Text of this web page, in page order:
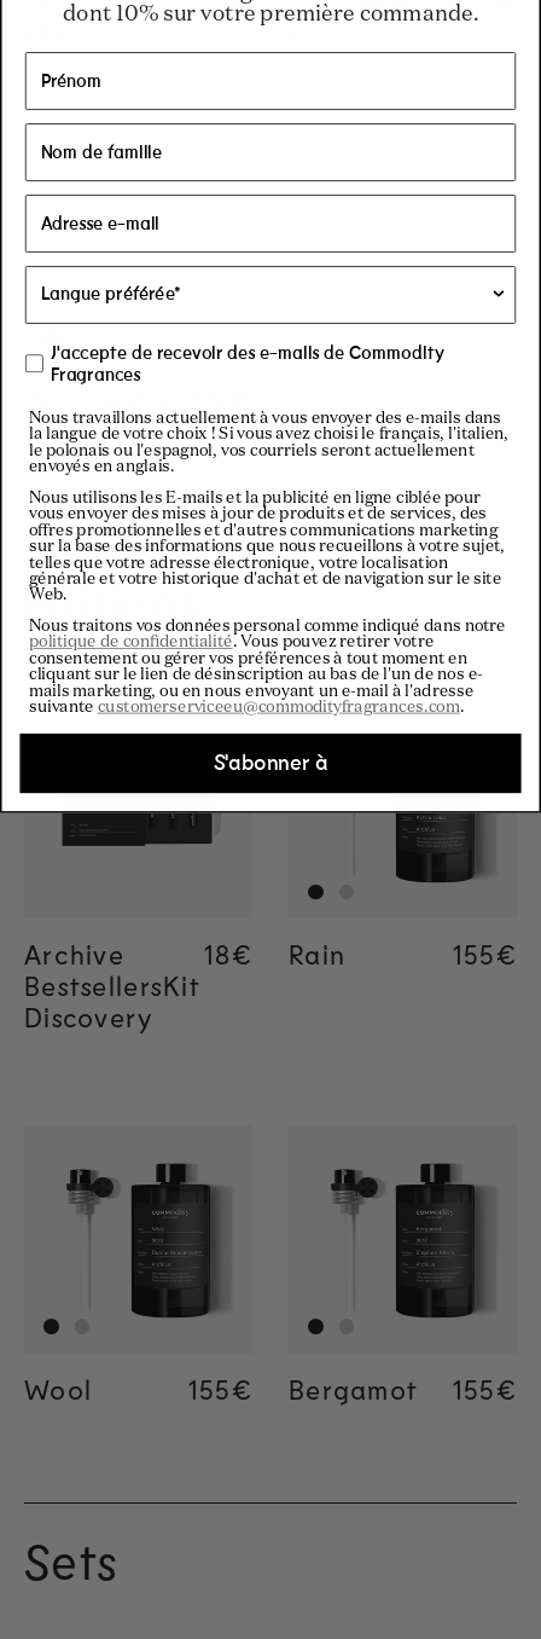
et+
s-
et-
Editions
Archive
BestsellersKit
Discovery
Regular price
18€ Rain 155€
Wool Regular price
155€ Bergamot 155€
Sets
dont 10% sur votre première commande.
J'accepte de recevoir des e-mails de Commodity
Fragrances
Nous travaillons actuellement à vous envoyer des e-mails dans
la langue de votre choix ! Si vous avez choisi le français, l'italien,
le polonais ou l'espagnol, vos courriels seront actuellement
envoyés en anglais.
Nous utilisons les E-mails et la publicité en ligne ciblée pour
vous envoyer des mises à jour de produits et de services, des
offres promotionnelles et d'autres communications marketing
sur la base des informations que nous recueillons à votre sujet,
telles que votre adresse électronique, votre localisation
générale et votre historique d'achat et de navigation sur le site
Web.
Nous traitons vos données personal comme indiqué dans notre
politique de confidentialité. Vous pouvez retirer votre
consentement ou gérer vos préférences à tout moment en
cliquant sur le lien de désinscription au bas de l'un de nos e-
mails marketing, ou en nous envoyant un e-mail à l'adresse
suivante customerserviceeu@commodityfragrances.com.
S'abonner à